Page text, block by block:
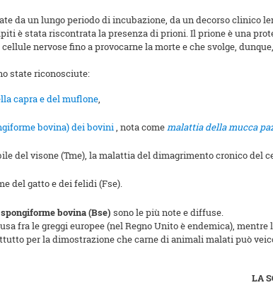
da un lungo periodo di incubazione, da un decorso
è stata riscontrata la presenza di prioni. Il prione è una
nervose fino a provocarne la morte e che svolge,
state riconosciute:
capra e del muflone,
bovina) dei bovini, nota comemalattia della mucca
del visone (Tme), la malattia del dimagrimento cronico del
del gatto e dei felidi (Fse).
bovina (Bse) sono le più note e diffuse.
fra le greggi europee (nel Regno Unito è endemica),
per la dimostrazione che carne di animali malati può
LA